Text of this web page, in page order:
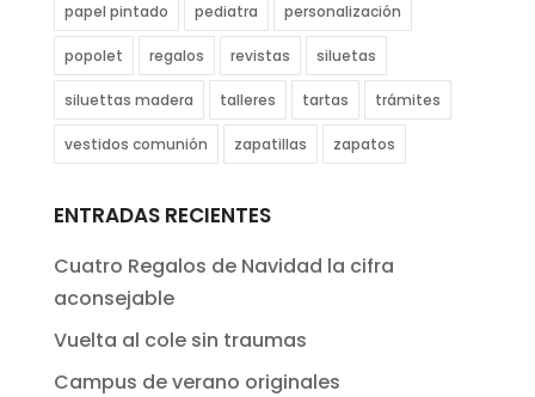
papel pintado pediatra personalización
popolet regalos revistas siluetas
siluettas madera talleres tartas trámites
vestidos comunión zapatillas zapatos
ENTRADAS RECIENTES
Cuatro Regalos de Navidad la cifra
aconsejable
Vuelta al cole sin traumas
Campus de verano originales